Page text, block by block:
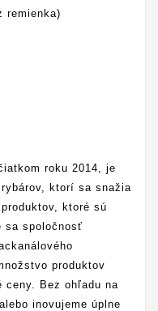
remienka)
roku 2014, je
ktorí sa snažia
ktoré sú
sa spoločnosť
produktov
ceny. Bez ohľadu na
inovujeme úplne